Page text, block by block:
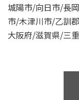
城陽市/向日市/長
市/木津川市/乙訓
大阪府/滋賀県/三